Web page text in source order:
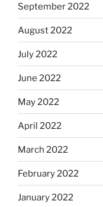
September 2022
August 2022
July 2022
June 2022
May 2022
April 2022
March 2022
February 2022
January 2022